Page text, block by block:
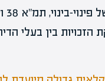
בינוי, תמ"א 38 ושאר
בין בעלי